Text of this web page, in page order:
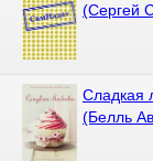
(Сергей
Сладкая
(Белль